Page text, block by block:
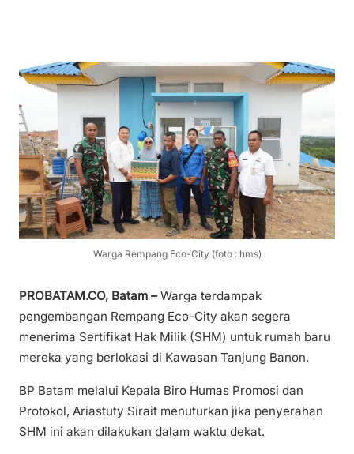
Warga Rempang Eco-City (foto : hms)
PROBATAM.CO, Batam –Warga terdampak
pengembangan Rempang Eco-City akan segera
menerima Sertifikat Hak Milik (SHM) untuk rumah baru
mereka yang berlokasi di Kawasan Tanjung Banon.
BP Batam melalui Kepala Biro Humas Promosi dan
Protokol, Ariastuty Sirait menuturkan jika penyerahan
SHM ini akan dilakukan dalam waktu dekat.